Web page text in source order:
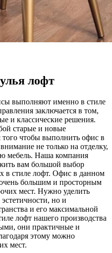
лофт
выполняют именно в стиле
заключается в том,
и классические решения.
старые и новые
того чтобы выполнить офис в
не только на отделку,
мебель. Наша компания
вам большой выбор
в стиле лофт. Офис в данном
очень большим и просторным
мест. Нужно уделить
но и
и его максимальной
лофт нашего производства
они практичные и
этому можно
мест.